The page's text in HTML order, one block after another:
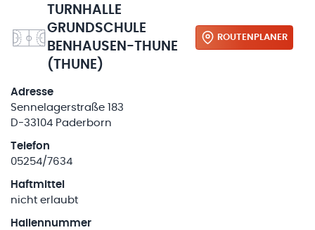
TURNHALLE
GRUNDSCHULE
BENHAUSEN-THUNE
(THUNE)
ROUTENPLANER
Adresse
Sennelagerstraße 183
D-33104 Paderborn
Telefon
05254/7634
Haftmittel
nicht erlaubt
Hallennummer